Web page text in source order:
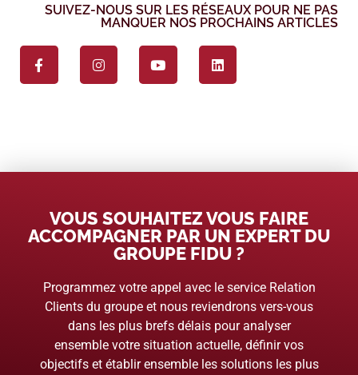
SUIVEZ-NOUS SUR LES RÉSEAUX POUR NE PAS
MANQUER NOS PROCHAINS ARTICLES
VOUS SOUHAITEZ VOUS FAIRE
ACCOMPAGNER PAR UN EXPERT DU
GROUPE FIDU ?
Programmez votre appel avec le service Relation
Clients du groupe et nous reviendrons vers-vous
dans les plus brefs délais pour analyser
ensemble votre situation actuelle, définir vos
objectifs et établir ensemble les solutions les plus